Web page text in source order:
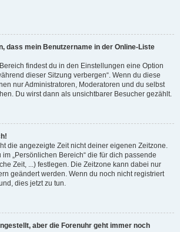
dass mein Benutzername in der Online-Liste
findest du in den Einstellungen eine Option
dieser Sitzung verbergen“. Wenn du diese
nur Administratoren, Moderatoren und du selbst
Du wirst dann als unsichtbarer Besucher gezählt.
die angezeigte Zeit nicht deiner eigenen Zeitzone.
im „Persönlichen Bereich“ die für dich passende
Zeit, ...) festlegen. Die Zeitzone kann dabei nur
geändert werden. Wenn du noch nicht registriert
dies jetzt zu tun.
aber die Forenuhr geht immer noch